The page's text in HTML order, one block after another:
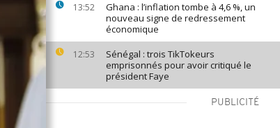
13:52
Ghana : l’inflation tombe à 4,6 %, un
nouveau signe de redressement
économique
12:53
Sénégal : trois TikTokeurs
emprisonnés pour avoir critiqué le
président Faye
PUBLICITÉ